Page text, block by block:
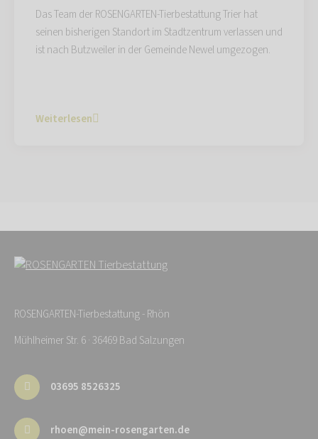
Das Team der ROSENGARTEN-Tierbestattung Trier hat
seinen bisherigen Standort im Stadtzentrum verlassen und
ist nach Butzweiler in der Gemeinde Newel umgezogen.
Weiterlesen
ROSENGARTEN-Tierbestattung - Rhön
Mühlheimer Str. 6 · 36469 Bad Salzungen
03695 8526325
rhoen@mein-rosengarten.de